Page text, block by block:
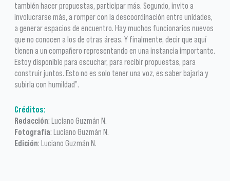
también hacer propuestas, participar más. Segundo, invito a
involucrarse más, a romper con la descoordinación entre unidades,
a generar espacios de encuentro. Hay muchos funcionarios nuevos
que no conocen a los de otras áreas. Y finalmente, decir que aquí
tienen a un compañero representando en una instancia importante.
Estoy disponible para escuchar, para recibir propuestas, para
construir juntos. Esto no es solo tener una voz, es saber bajarla y
subirla con humildad”.
Créditos:
Redacción: Luciano Guzmán N.
Fotografía: Luciano Guzmán N.
Edición: Luciano Guzmán N.